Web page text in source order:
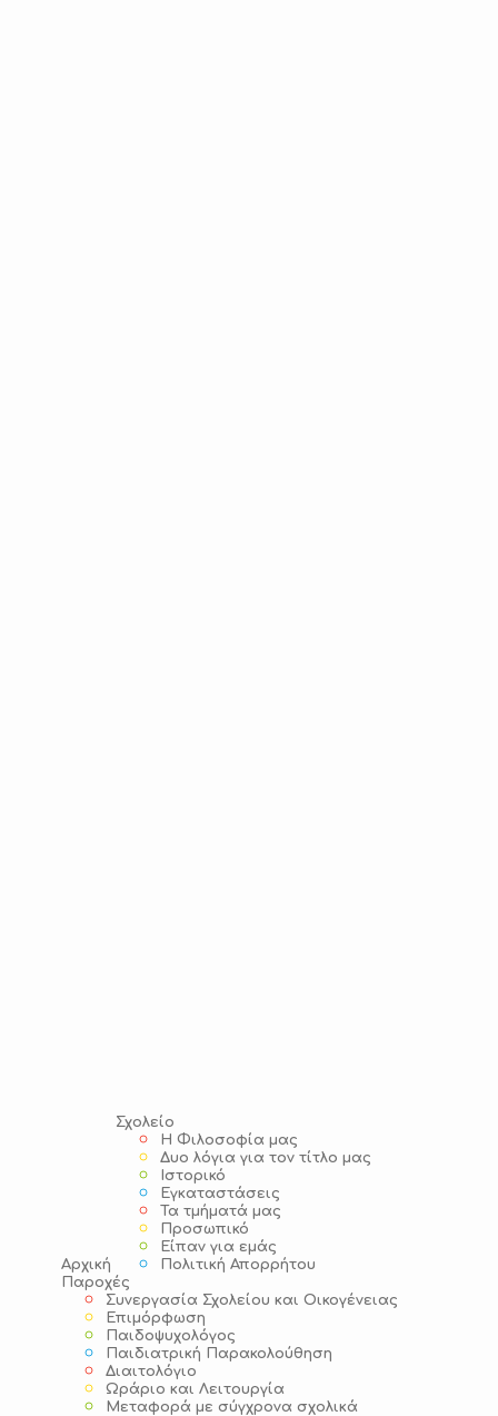
Αρχική
Σχολείο
Η Φιλοσοφία μας
Δυο λόγια για τον τίτλο μας
Ιστορικό
Εγκαταστάσεις
Τα τμήματά μας
Προσωπικό
Είπαν για εμάς
Πολιτική Απορρήτου
Παροχές
Συνεργασία Σχολείου και Οικογένειας
Επιμόρφωση
Παιδοψυχολόγος
Παιδιατρική Παρακολούθηση
Διαιτολόγιο
Ωράριο και Λειτουργία
Μεταφορά με σύγχρονα σχολικά